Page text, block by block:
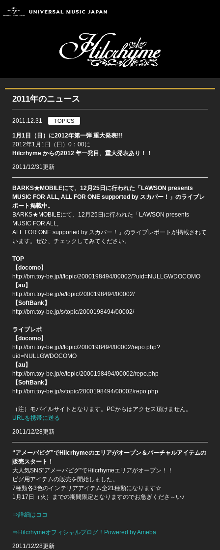
2011年のニュース
2011.12.31 TOPICS
1月1日（日）に2012年第一弾 重大発表!!!
2012年1月1日（日）0：00に
Hilcrhyme からの2012 年一発目、重大発表あり！！
2011/12/31更新
BARKS★MOBILEにて、12月25日に行われた「LAWSON presents
MUSIC FOR ALL, ALL FOR ONE supported by スカパー！」のライブレ
ポート掲載中。
BARKS★MOBILEにて、12月25日に行われた「LAWSON presents
MUSIC FOR ALL,
ALL FOR ONE supported by スカパー！」のライブレポートが掲載されて
います。ぜひ、チェックしてみてください。
TOP
【docomo】
http://bm.toy-be.jp/i/topic/2000198494/00002/?uid=NULLGWDOCOMO
【au】
http://bm.toy-be.jp/e/topic/2000198494/00002/
【SoftBank】
http://bm.toy-be.jp/s/topic/2000198494/00002/
ライブレポ
【docomo】
http://bm.toy-be.jp/i/topic/2000198494/00002/repo.php?
uid=NULLGWDOCOMO
【au】
http://bm.toy-be.jp/e/topic/2000198494/00002/repo.php
【SoftBank】
http://bm.toy-be.jp/s/topic/2000198494/00002/repo.php
（注）モバイルサイトとなります。PCからはアクセス頂けません。
URLを携帯に送る
2011/12/28更新
“アメーバピグ”でHilcrhymeのエリアがオープン＆バーチャルアイテムの
販売スタート！
大人気SNS”アメーバピグ”でHilcrhymeエリアがオープン！！
ピグ用アイテムの販売を開始しました。
7種類各3色のインテリアアイテム全21種類になります☆
1月17日（火）までの期間限定となりますのでお急ぎくださ～い♪
⇒詳細はココ
⇒Hilcrhymeオフィシャルブログ！Powered by Ameba
2011/12/28更新